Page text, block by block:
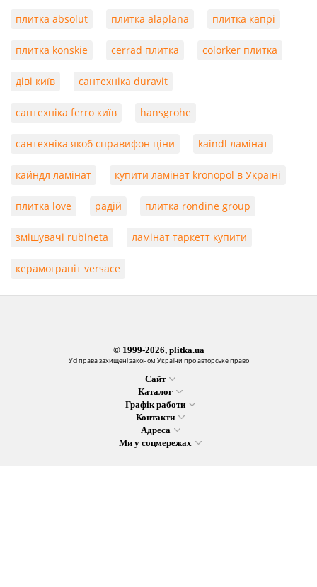
плитка absolut плитка alaplana плитка капрі
плитка konskie cerrad плитка colorker плитка
діві київ сантехніка duravit
сантехніка ferro київ hansgrohe
сантехніка якоб справифон ціни kaindl ламінат
кайндл ламінат купити ламінат kronopol в Україні
плитка love радій плитка rondine group
змішувачі rubineta ламінат таркетт купити
керамограніт versace
© 1999-2026, plitka.ua
Усі права захищені законом України про авторське право
Сайт
Каталог
Графік работи
Контакти
Адреса
Ми у соцмережах